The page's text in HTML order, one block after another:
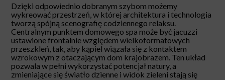
Dzięki odpowiednio dobranym szybom możemy
wykreować przestrzeń, w której architektura i technologia
tworzą spójną scenografię codziennego relaksu.
Centralnym punktem domowego spa może być jacuzzi
ustawione frontalnie względem wielkoformatowych
przeszkleń, tak, aby kąpiel wiązała się z kontaktem
wzrokowym z otaczającym dom krajobrazem. Ten układ
pozwala w pełni wykorzystać potencjał natury, a
zmieniające się światło dzienne i widok zieleni stają się